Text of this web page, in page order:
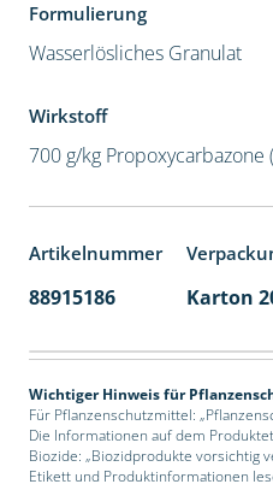
Formulierung
Wasserlösliches Granulat
Wirkstoff
700 g/kg Propoxycarbazone
Artikelnummer
88915186 Karton
Wichtiger Hinweis für
Für Pflanzenschutzmittel:
Die Informationen auf dem
Biozide: „Biozidprodukte vorsichtig
Etikett und Produktinformationen